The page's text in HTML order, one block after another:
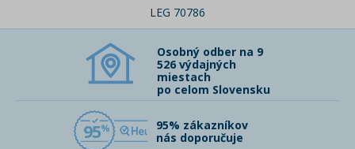
LEG 70786
Osobný odber na 9
526 výdajných
miestach
po celom Slovensku
95
95% zákazníkov
nás doporučuje